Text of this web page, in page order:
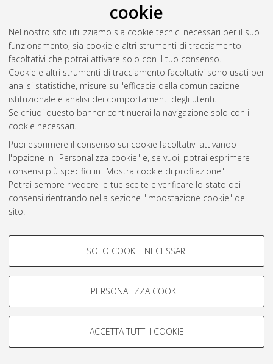
cookie
Nel nostro sito utilizziamo sia cookie tecnici necessari per il suo
funzionamento, sia cookie e altri strumenti di tracciamento
facoltativi che potrai attivare solo con il tuo consenso.
Cookie e altri strumenti di tracciamento facoltativi sono usati per
analisi statistiche, misure sull'efficacia della comunicazione
istituzionale e analisi dei comportamenti degli utenti.
Se chiudi questo banner continuerai la navigazione solo con i
cookie necessari.
Puoi esprimere il consenso sui cookie facoltativi attivando
l'opzione in "Personalizza cookie" e, se vuoi, potrai esprimere
consensi più specifici in "Mostra cookie di profilazione".
Potrai sempre rivedere le tue scelte e verificare lo stato dei
consensi rientrando nella sezione "Impostazione cookie" del
sito.
COOKIE DI PROFILAZIONE -
Si tratta di cookie utilizzati per analizzare le caratteristiche della
navigazione degli utenti, creare profili in base al loro comportamento
Mostra cookie di profilazione
COOKIE TECNICI - NECESSARI
SOLO COOKIE NECESSARI
PERSONALIZZA COOKIE
ACCETTA TUTTI I COOKIE
Seleziona un valore dall'elenco sottostante.
2020(1)
Atom
Rss 1.0
Rss 2.0
AMS Laurea
Servizio implementato e gestito da AlmaDL
Impostazioni Cookie
© ALMA MATER STUDIORUM - Università di Bologna, 2007-2026.